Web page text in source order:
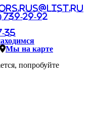
739-29-92
35
Мы на карте
попробуйте